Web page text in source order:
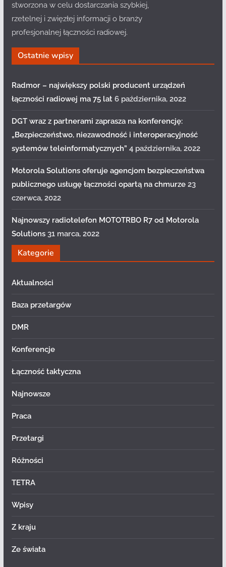
stworzona w celu dostarczania szybkiej,
rzetelnej i zwięzłej informacji o branży
profesjonalnej łączności radiowej.
Ostatnie wpisy
Radmor – największy polski producent urządzeń
łączności radiowej ma 75 lat 6 października, 2022
DGT wraz z partnerami zaprasza na konferencję:
„Bezpieczeństwo, niezawodność i interoperacyjność
systemów teleinformatycznych” 4 października, 2022
Motorola Solutions oferuje agencjom bezpieczeństwa
publicznego usługę łączności opartą na chmurze 23
czerwca, 2022
Najnowszy radiotelefon MOTOTRBO R7 od Motorola
Solutions 31 marca, 2022
Kategorie
Aktualności
Baza przetargów
DMR
Konferencje
Łączność taktyczna
Najnowsze
Praca
Przetargi
Różności
TETRA
Wpisy
Z kraju
Ze świata